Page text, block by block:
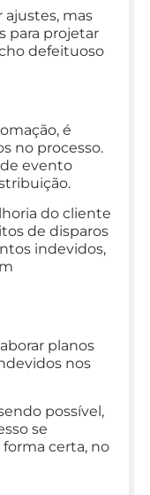
ajustes, mas
para projetar
defeituoso
é
no processo.
evento
do cliente
de disparos
indevidos,
planos
nos
possível,
se
certa, no